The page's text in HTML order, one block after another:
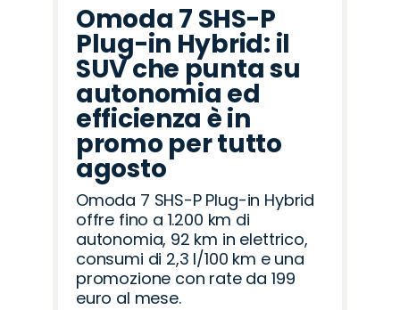
Omoda 7 SHS-P
Plug-in Hybrid: il
SUV che punta su
autonomia ed
efficienza è in
promo per tutto
agosto
Omoda 7 SHS-P Plug-in Hybrid
offre fino a 1.200 km di
autonomia, 92 km in elettrico,
consumi di 2,3 l/100 km e una
promozione con rate da 199
euro al mese.